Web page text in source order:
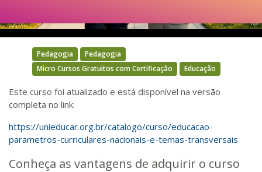
Pedagogia
Pedagogia
Micro Cursos Gratuitos com Certificação
Educação
Este curso foi atualizado e está disponível na versão
completa no link:
https://unieducar.org.br/catalogo/curso/educacao-
parametros-curriculares-nacionais-e-temas-transversais
Conheça as vantagens de adquirir o curso